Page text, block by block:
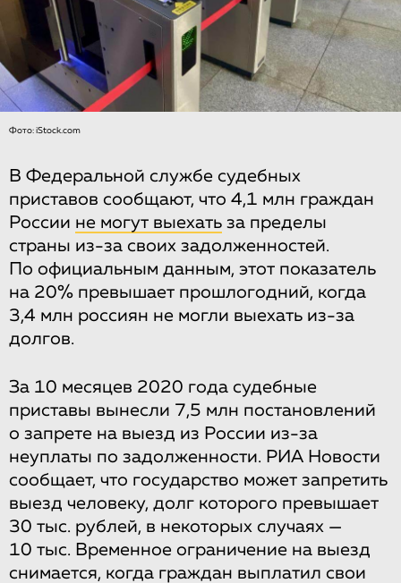
Фото: iStock.com
В Федеральной службе судебных
приставов сообщают, что 4,1 млн граждан
России не могут выехать за пределы
страны из-за своих задолженностей.
По официальным данным, этот показатель
на 20% превышает прошлогодний, когда
3,4 млн россиян не могли выехать из-за
долгов.
За 10 месяцев 2020 года судебные
приставы вынесли 7,5 млн постановлений
о запрете на выезд из России из-за
неуплаты по задолженности. РИА Новости
сообщает, что государство может запретить
выезд человеку, долг которого превышает
30 тыс. рублей, в некоторых случаях —
10 тыс. Временное ограничение на выезд
снимается, когда граждан выплатил свои